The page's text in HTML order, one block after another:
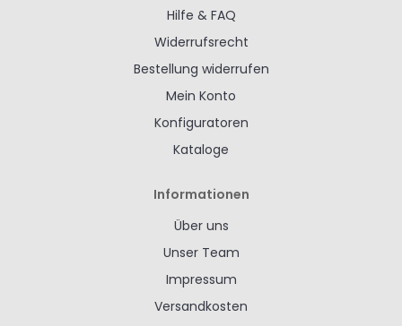
Hilfe & FAQ
Widerrufsrecht
Bestellung widerrufen
Mein Konto
Konfiguratoren
Kataloge
Informationen
Über uns
Unser Team
Impressum
Versandkosten